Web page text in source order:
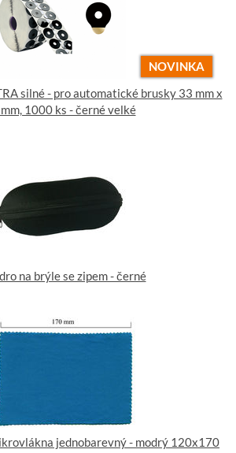
NOVINKA
silné - pro automatické brusky 33 mm x
1000 ks - černé velké
na brýle se zipem - černé
jednobarevný - modrý 120x170